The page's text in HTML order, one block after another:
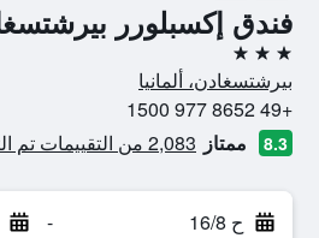
فندق إكسبلورر
3 نجوم
بيرشتسغادن، ألمانيا
+49 8652 977 1500
8.3 ممتاز 2,083 من التقييمات تم التحقق منها
ح 16/8 -